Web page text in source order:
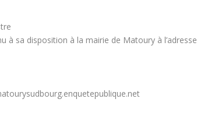
à sa disposition à la mairie de Matoury à l’adresse